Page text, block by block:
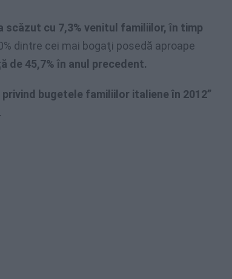
scăzut cu 7,3% venitul familiilor, în timp
dintre cei mai bogaţi posedă aproape
de 45,7% în anul precedent.
privind bugetele familiilor italiene în 2012”